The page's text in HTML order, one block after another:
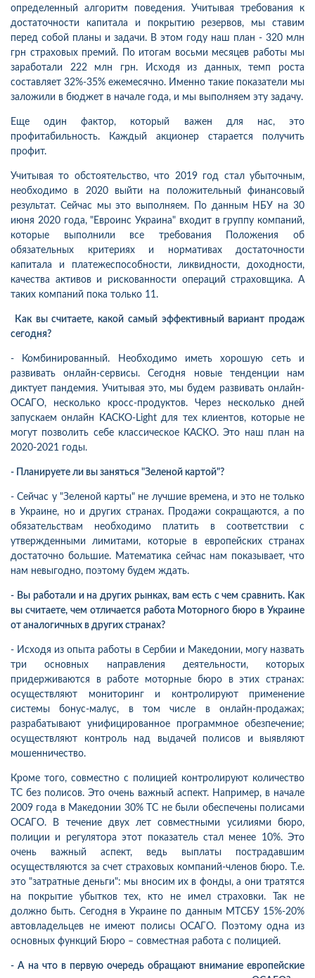
определенный алгоритм поведения. Учитывая требования к
достаточности капитала и покрытию резервов, мы ставим
перед собой планы и задачи. В этом году наш план - 320 млн
грн страховых премий. По итогам восьми месяцев работы мы
заработали 222 млн грн. Исходя из данных, темп роста
составляет 32%-35% ежемесячно. Именно такие показатели мы
заложили в бюджет в начале года, и мы выполняем эту задачу.
Еще один фактор, который важен для нас, это
профитабильность. Каждый акционер старается получить
профит.
Учитывая то обстоятельство, что 2019 год стал убыточным,
необходимо в 2020 выйти на положительный финансовый
результат. Сейчас мы это выполняем. По данным НБУ на 30
июня 2020 года, "Евроинс Украина" входит в группу компаний,
которые выполнили все требования Положения об
обязательных критериях и нормативах достаточности
капитала и платежеспособности, ликвидности, доходности,
качества активов и рискованности операций страховщика. А
таких компаний пока только 11.
Как вы считаете, какой самый эффективный вариант продаж
сегодня?
- Комбинированный. Необходимо иметь хорошую сеть и
развивать онлайн-сервисы. Сегодня новые тенденции нам
диктует пандемия. Учитывая это, мы будем развивать онлайн-
ОСАГО, несколько кросс-продуктов. Через несколько дней
запускаем онлайн КАСКО-Light для тех клиентов, которые не
могут позволить себе классическое КАСКО. Это наш план на
2020-2021 годы.
- Планируете ли вы заняться "Зеленой картой"?
- Сейчас у "Зеленой карты" не лучшие времена, и это не только
в Украине, но и других странах. Продажи сокращаются, а по
обязательствам необходимо платить в соответствии с
утвержденными лимитами, которые в европейских странах
достаточно большие. Математика сейчас нам показывает, что
нам невыгодно, поэтому будем ждать.
- Вы работали и на других рынках, вам есть с чем сравнить. Как
вы считаете, чем отличается работа Моторного бюро в Украине
от аналогичных в других странах?
- Исходя из опыта работы в Сербии и Македонии, могу назвать
три основных направления деятельности, которых
придерживаются в работе моторные бюро в этих странах:
осуществляют мониторинг и контролируют применение
системы бонус-малус, в том числе в онлайн-продажах;
разрабатывают унифицированное программное обезпечение;
осуществляют контроль над выдачей полисов и выявляют
мошенничество.
Кроме того, совместно с полицией контролируют количество
ТС без полисов. Это очень важный аспект. Например, в начале
2009 года в Македонии 30% ТС не были обеспечены полисами
ОСАГО. В течение двух лет совместными усилиями бюро,
полиции и регулятора этот показатель стал менее 10%. Это
очень важный аспект, ведь выплаты пострадавшим
осуществляются за счет страховых компаний-членов бюро. Т.е.
это "затратные деньги": мы вносим их в фонды, а они тратятся
на покрытие убытков тех, кто не имел страховки. Так не
должно быть. Сегодня в Украине по данным МТСБУ 15%-20%
автовладельцев не имеют полисы ОСАГО. Поэтому одна из
основных функций Бюро – совместная работа с полицией.
- А на что в первую очередь обращают внимание европейские